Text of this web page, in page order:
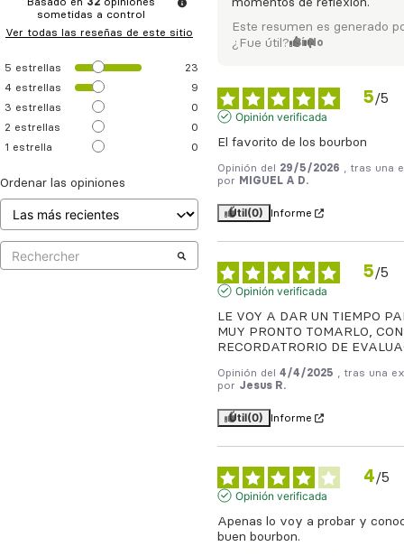
sometidas a control
Ver todas las reseñas de este sitio
5 estrellas
23
4 estrellas
9
3 estrellas
0
2 estrellas
0
1 estrella 0
Ordenar las opiniones
momentos de reflexión.
Este resumen es generado
¿Fue útil? Sí No
5/5
Opinión verificada
El favorito de los bourbon
Opinión del 29/5/2026
, tras una
por
MIGUEL A D.
Útil(0) Informe
5/5
Opinión verificada
LE VOY A DAR UN TIEMPO
MUY PRONTO TOMARLO,
RECORDATRORIO DE
Opinión del 4/4/2025
, tras una
por Jesus R.
Útil(0) Informe
4/5
Opinión verificada
Apenas lo voy a probar y
buen bourbon.